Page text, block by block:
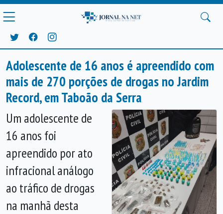
Adolescente de 16 anos é apreendido com
mais de 270 porções de drogas no Jardim
Record, em Taboão da Serra
Um adolescente de
16 anos foi
apreendido por ato
infracional análogo
ao tráfico de drogas
na manhã desta